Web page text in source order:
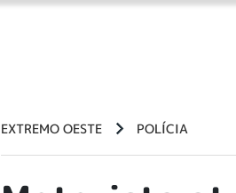
EXTREMO OESTE POLÍCIA